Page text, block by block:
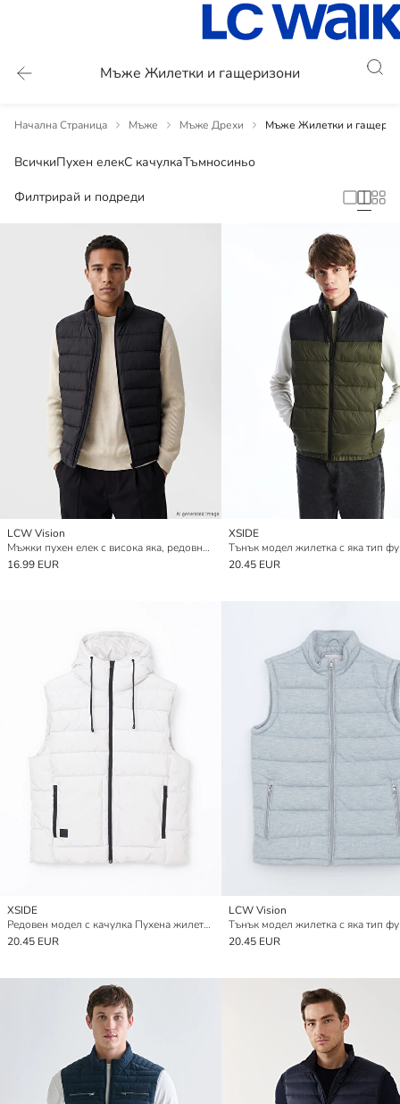
Мъже Жилетки и гащеризони
Начална Страница Мъже Мъже Дрехи Мъже Жилетки и
ВсичкиПухен елекС качулкаТъмносиньо
Филтрирай и подреди
LCW Vision
Мъжки пухен елек с висока яка, редовна кройка
16.99 EUR
XSIDE
20.45 EUR
XSIDE
Редовен модел с качулка Пухена жилетка за мъже
20.45 EUR
LCW Vision
20.45 EUR